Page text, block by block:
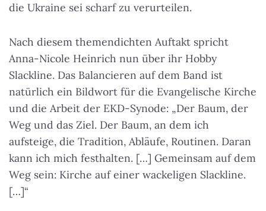
die Ukraine sei scharf zu verurteilen.
Nach diesem themendichten Auftakt spricht
Anna-Nicole Heinrich nun über ihr Hobby
Slackline. Das Balancieren auf dem Band ist
natürlich ein Bildwort für die Evangelische Kirche
und die Arbeit der EKD-Synode: „Der Baum, der
Weg und das Ziel. Der Baum, an dem ich
aufsteige, die Tradition, Abläufe, Routinen. Daran
kann ich mich festhalten. […] Gemeinsam auf dem
Weg sein: Kirche auf einer wackeligen Slackline.
[…]“